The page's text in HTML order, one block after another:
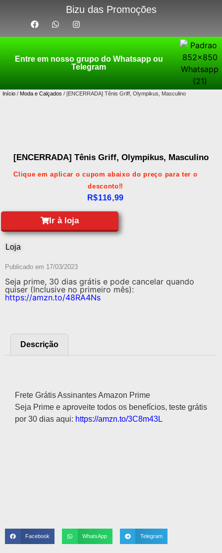
Bizu das Promoções
Entre em nosso grupo do Whatsapp ou
Telegram
Início / Moda e Calçados / [ENCERRADA] Tênis Griff, Olympikus, Masculino
[ENCERRADA] Tênis Griff, Olympikus, Masculino
Clique em aplicar o cupom abaixo do preço para ter o
desconto‼️
R$116,99
Ir à loja
Loja
Publicado em 17/03/2023
Seja prime, 30 dias grátis e pode cancelar quando
quiser (Inclusive no primeiro mês):
https://amzn.to/48RA4Ns
Descrição
Frete Grátis Assinantes Amazon Prime
Seja Prime e aproveite todos os benefícios, teste grátis
por 30 dias aqui: https://amzn.to/3C8m43L
Facebook WhatsApp Telegram